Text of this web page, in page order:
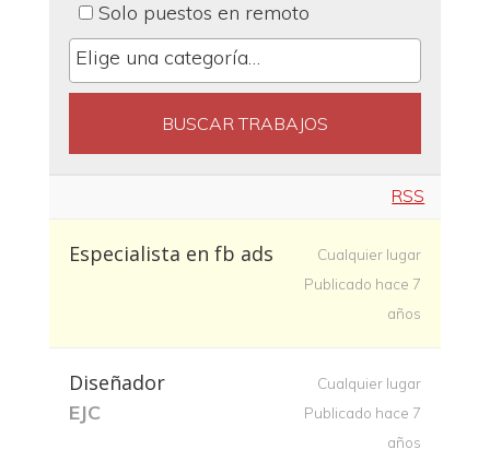
Solo puestos en remoto
RSS
Especialista en fb ads
Cualquier lugar
Publicado hace 7
años
Diseñador
EJC
Cualquier lugar
Publicado hace 7
años